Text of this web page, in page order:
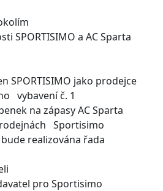
SPORTISIMO a AC Sparta
SPORTISIMO jako prodejce
vybavení č. 1
na zápasy AC Sparta
Sportisimo
realizována řada
pro Sportisimo